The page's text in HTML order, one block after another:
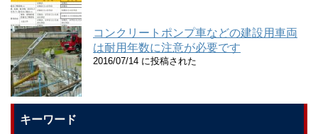
コンクリートポンプ車などの建設用車両
は耐用年数に注意が必要です
2016/07/14 に投稿された
キーワード